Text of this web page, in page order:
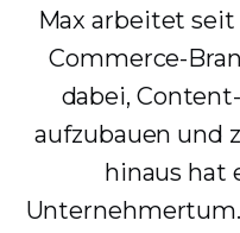
Max arbeitet seit
Commerce-
dabei,
aufzubauen und
hinaus hat